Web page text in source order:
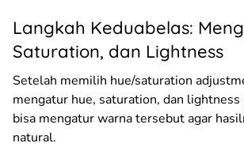
Langkah Keduabelas:
Saturation, dan Lightness
Setelah memilih hue/saturation
mengatur hue, saturation, dan lightness
bisa mengatur warna tersebut agar
natural.